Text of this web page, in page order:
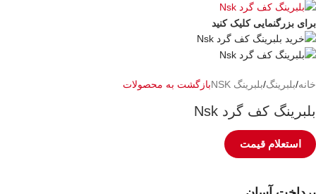
برای بزرگنمایی کلیک کنید
خانه/بلبرینگ/بلبرینگ NSK بازگشت به محصولات
بلبرینگ کف گرد Nsk
استعلام قیمت